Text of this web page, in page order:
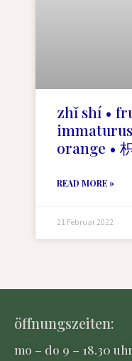
zhĭ shí •
orange •
READ MORE »
21 Februar 2022
öffnungszeiten:
mo – do 9 – 18.30